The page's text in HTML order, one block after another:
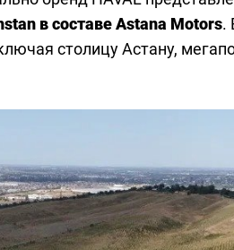
в составе Astana Motors.
столицу Астану,